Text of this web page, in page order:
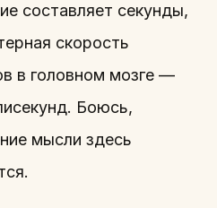
составляет секунды,
скорость
в головном мозге —
Боюсь,
мысли здесь